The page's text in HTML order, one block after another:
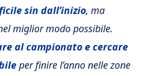
sin dall’inizio, ma
miglior modo possibile.
al campionato e cercare
per finire l’anno nelle zone